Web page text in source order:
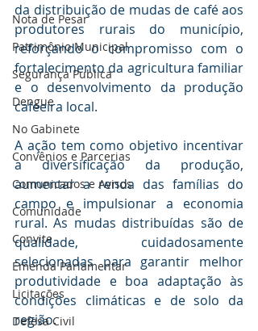
Nota de Pesar
Patrimônio Municipal
Segurança Publica
Dengue
No Gabinete
Convênios e Parcerias
Comunicados e Avisos
Comunidade
Convite
Emenda Parlamentar
Licitações
Defesa Civil
da distribuição de mudas de café aos
produtores rurais do município,
reforçando o compromisso com o
fortalecimento da agricultura familiar
e o desenvolvimento da produção
cafeeira local.
A ação tem como objetivo incentivar
a diversificação da produção,
aumentar a renda das famílias do
campo e impulsionar a economia
rural. As mudas distribuídas são de
qualidade, cuidadosamente
selecionadas para garantir melhor
produtividade e boa adaptação às
condições climáticas e de solo da
região.